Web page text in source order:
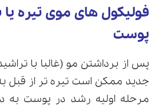
فولیکول های موی تیره
پوست
پس از برداشتن مو (غالبا با
جدید ممکن است تیره تر از قبل
مرحله اولیه رشد در پوست به